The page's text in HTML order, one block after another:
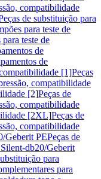
compatibilidade
de substituição para
para teste de
teste de
de
de
[1]Peças
compatibilidade
[2]Peças de
compatibilidade
[2XL]Peças de
compatibilidade
Geberit PEPeças de
db20/Geberit
para
para